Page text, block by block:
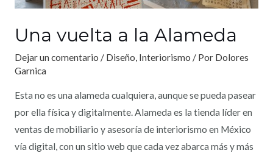
Una vuelta a la Alameda
Dejar un comentario / Diseño, Interiorismo / Por Dolores
Garnica
Esta no es una alameda cualquiera, aunque se pueda pasear
por ella física y digitalmente. Alameda es la tienda líder en
ventas de mobiliario y asesoría de interiorismo en México
vía digital, con un sitio web que cada vez abarca más y más